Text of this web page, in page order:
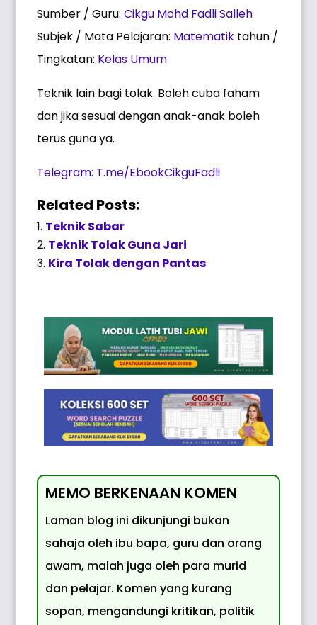
Sumber / Guru:Cikgu Mohd Fadli Salleh
Subjek / Mata Pelajaran: Matematik tahun /
Tingkatan: Kelas Umum
Teknik lain bagi tolak. Boleh cuba faham
dan jika sesuai dengan anak-anak boleh
terus guna ya.
Telegram: T.me/EbookCikguFadli
Related Posts:
Teknik Sabar
Teknik Tolak Guna Jari
Kira Tolak dengan Pantas
MEMO BERKENAAN KOMEN
Laman blog ini dikunjungi bukan
sahaja oleh ibu bapa, guru dan orang
awam, malah juga oleh para murid
dan pelajar. Komen yang kurang
sopan, mengandungi kritikan, politik